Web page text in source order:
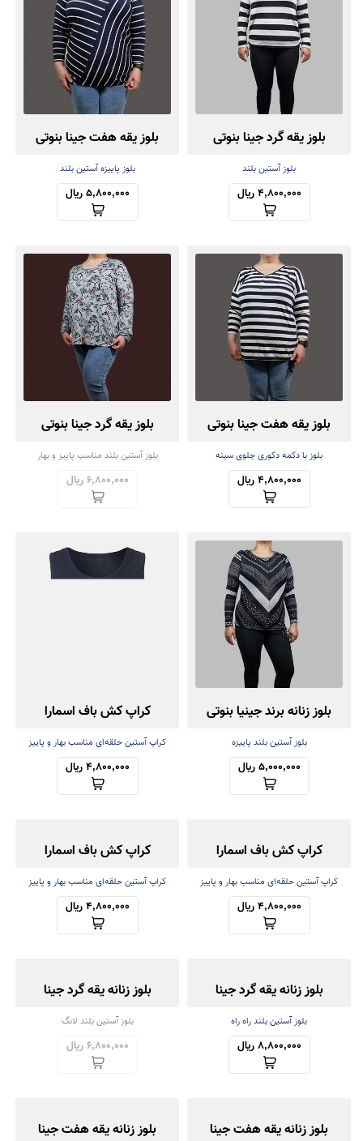
بلوز یقه گرد جینا بنوتی
بلوز آستین بلند
4,800,000 ریال
بلوز یقه هفت جینا بنوتی
بلوز پاییزه آستین بلند
5,800,000 ریال
بلوز یقه هفت جینا بنوتی
بلوز با دکمه دکوری جلوی سینه
4,800,000 ریال
بلوز یقه گرد جینا بنوتی
بلوز آستین بلند مناسب پاییز و بهار
6,800,000 ریال
بلوز زنانه برند جینیا بنوتی
بلوز آستین بلند پاییزه
5,000,000 ریال
کراپ کش باف اسمارا
کراپ آستین حلقه‌ای مناسب بهار و پاییز
4,800,000 ریال
کراپ کش باف اسمارا
کراپ آستین حلقه‌ای مناسب بهار و پاییز
4,800,000 ریال
کراپ کش باف اسمارا
کراپ آستین حلقه‌ای مناسب بهار و پاییز
4,800,000 ریال
بلوز زنانه یقه گرد جینا
بلوز آستین بلند راه راه
8,800,000 ریال
بلوز زنانه یقه گرد جینا
بلوز آستین بلند لانگ
6,800,000 ریال
بلوز زنانه یقه هفت جینا بلوز زنانه یقه هفت جینا